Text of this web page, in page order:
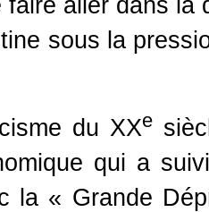
sous la
du XXe
qui a
la « Grande